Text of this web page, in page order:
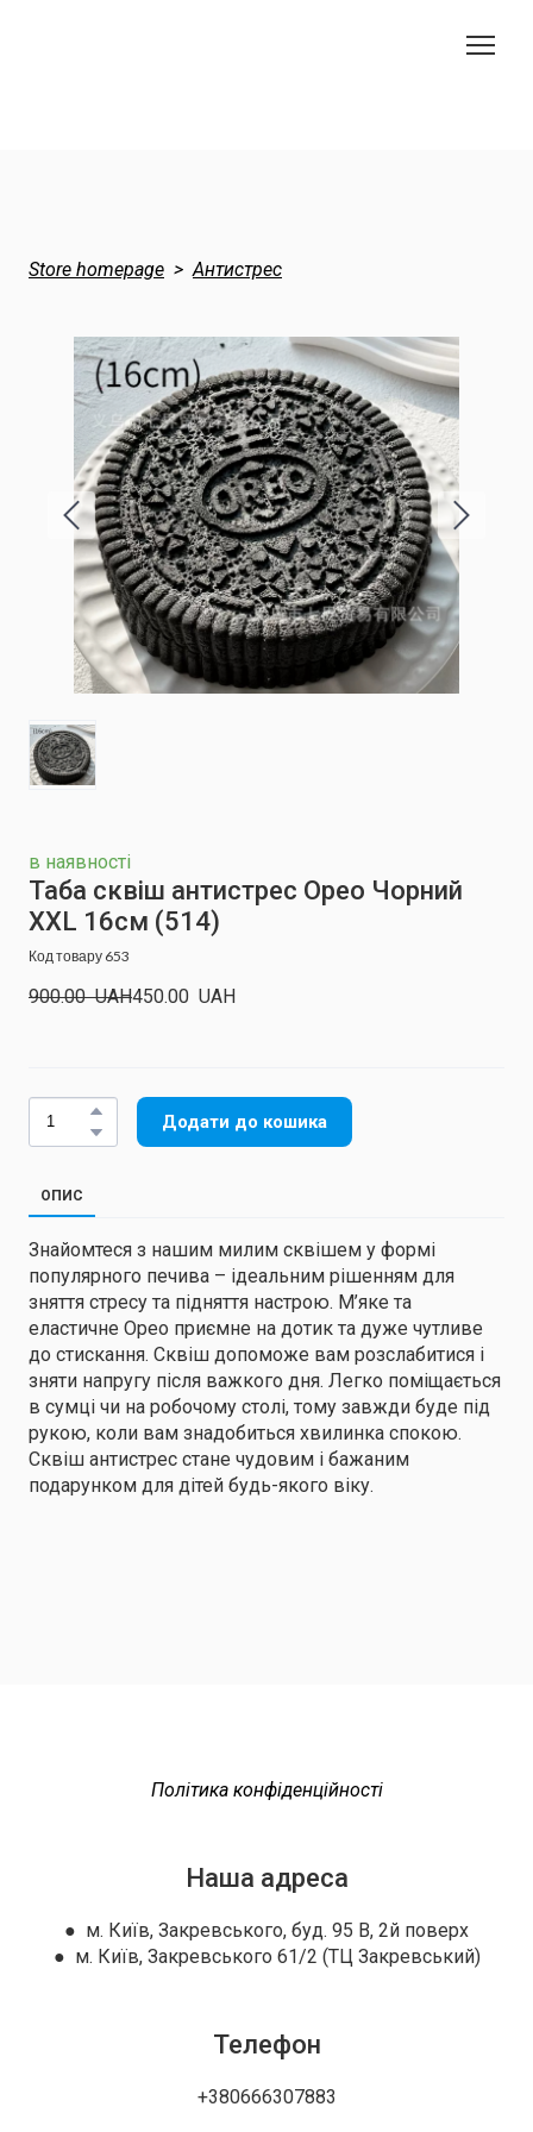
Store homepage Антистрес
в наявності
Таба сквіш антистрес Орео Чорний
XXL 16см (514)
Код товару 653
900.00  UAH450.00  UAH
Додати до кошика
ОПИС
Знайомтеся з нашим милим сквішем у формі
популярного печива – ідеальним рішенням для
зняття стресу та підняття настрою. М’яке та
еластичне Орео приємне на дотик та дуже чутливе
до стискання. Сквіш допоможе вам розслабитися і
зняти напругу після важкого дня. Легко поміщається
в сумці чи на робочому столі, тому завжди буде під
рукою, коли вам знадобиться хвилинка спокою.
Сквіш антистрес стане чудовим і бажаним
подарунком для дітей будь-якого віку.
Політика конфіденційності
Наша адреса
● м. Київ, Закревського, буд. 95 В, 2й поверх
● м. Київ, Закревського 61/2 (ТЦ Закревський)
Телефон
+380666307883